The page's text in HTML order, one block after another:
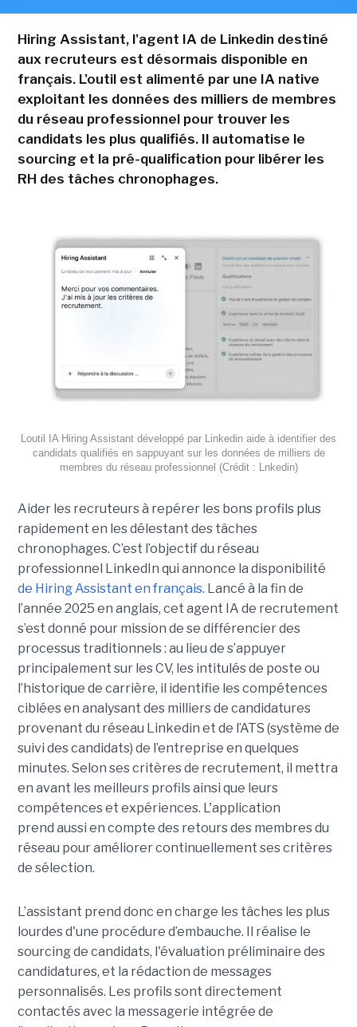
Hiring Assistant, l'agent IA de Linkedin destiné
aux recruteurs est désormais disponible en
français. L'outil est alimenté par une IA native
exploitant les données des milliers de membres
du réseau professionnel pour trouver les
candidats les plus qualifiés. Il automatise le
sourcing et la pré-qualification pour libérer les
RH des tâches chronophages.
Loutil IA Hiring Assistant développé par Linkedin aide à identifier des
candidats qualifiés en sappuyant sur les données de milliers de
membres du réseau professionnel (Crédit : Lnkedin)
Aider les recruteurs à repérer les bons profils plus
rapidement en les délestant des tâches
chronophages. C’est l’objectif du réseau
professionnel LinkedIn qui annonce la disponibilité
de Hiring Assistant en français. Lancé à la fin de
l’année 2025 en anglais, cet agent IA de recrutement
s’est donné pour mission de se différencier des
processus traditionnels : au lieu de s’appuyer
principalement sur les CV, les intitulés de poste ou
l’historique de carrière, il identifie les compétences
ciblées en analysant des milliers de candidatures
provenant du réseau Linkedin et de l’ATS (système de
suivi des candidats) de l’entreprise en quelques
minutes. Selon ses critères de recrutement, il mettra
en avant les meilleurs profils ainsi que leurs
compétences et expériences. L'application
prend aussi en compte des retours des membres du
réseau pour améliorer continuellement ses critères
de sélection.
L’assistant prend donc en charge les tâches les plus
lourdes d'une procédure d’embauche. Il réalise le
sourcing de candidats, l'évaluation préliminaire des
candidatures, et la rédaction de messages
personnalisés. Les profils sont directement
contactés avec la messagerie intégrée de